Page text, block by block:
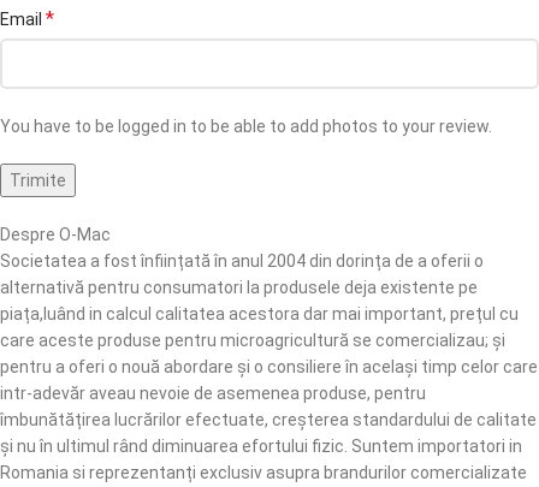
Email *
You have to be logged in to be able to add photos to your review.
Despre O-Mac
Societatea a fost înființată în anul 2004 din dorința de a oferii o
alternativă pentru consumatori la produsele deja existente pe
piața,luând in calcul calitatea acestora dar mai important, prețul cu
care aceste produse pentru microagricultură se comercializau; și
pentru a oferi o nouă abordare și o consiliere în același timp celor care
intr-adevăr aveau nevoie de asemenea produse, pentru
îmbunătățirea lucrărilor efectuate, creșterea standardului de calitate
și nu în ultimul rând diminuarea efortului fizic. Suntem importatori in
Romania si reprezentanți exclusiv asupra brandurilor comercializate